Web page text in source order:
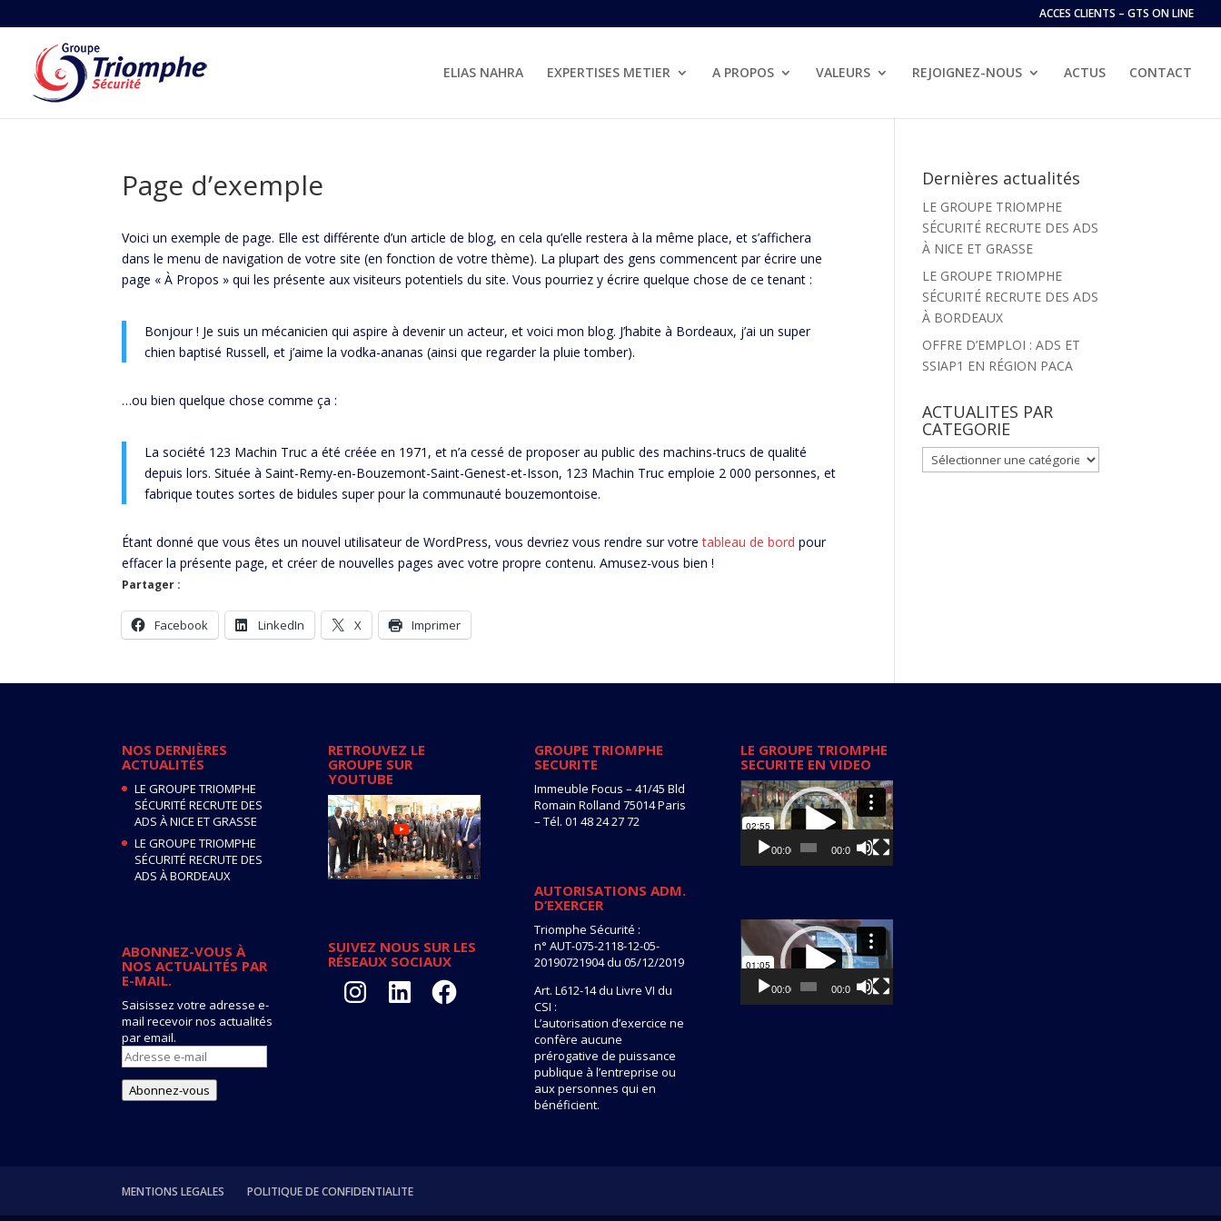
ACCES CLIENTS – GTS ON LINE
ELIAS NAHRA EXPERTISES METIER A PROPOS VALEURS REJOIGNEZ-NOUS ACTUS CONTACT
Page d’exemple
Voici un exemple de page. Elle est différente d’un article de blog, en cela qu’elle restera à la même place, et s’affichera
dans le menu de navigation de votre site (en fonction de votre thème). La plupart des gens commencent par écrire une
page « À Propos » qui les présente aux visiteurs potentiels du site. Vous pourriez y écrire quelque chose de ce tenant :
Bonjour ! Je suis un mécanicien qui aspire à devenir un acteur, et voici mon blog. J’habite à Bordeaux, j’ai un super
chien baptisé Russell, et j’aime la vodka-ananas (ainsi que regarder la pluie tomber).
…ou bien quelque chose comme ça :
La société 123 Machin Truc a été créée en 1971, et n’a cessé de proposer au public des machins-trucs de qualité
depuis lors. Située à Saint-Remy-en-Bouzemont-Saint-Genest-et-Isson, 123 Machin Truc emploie 2 000 personnes, et
fabrique toutes sortes de bidules super pour la communauté bouzemontoise.
Étant donné que vous êtes un nouvel utilisateur de WordPress, vous devriez vous rendre sur votretableau de bord pour
effacer la présente page, et créer de nouvelles pages avec votre propre contenu. Amusez-vous bien !
Partager :
Facebook LinkedIn X Imprimer
Dernières actualités
LE GROUPE TRIOMPHE
SÉCURITÉ RECRUTE DES ADS
À NICE ET GRASSE
LE GROUPE TRIOMPHE
SÉCURITÉ RECRUTE DES ADS
À BORDEAUX
OFFRE D’EMPLOI : ADS ET
SSIAP1 EN RÉGION PACA
ACTUALITES PAR
CATEGORIE
ACTUALITES
PAR
NOS DERNIÈRES
ACTUALITÉS
LE GROUPE TRIOMPHE
SÉCURITÉ RECRUTE DES
ADS À NICE ET GRASSE
LE GROUPE TRIOMPHE
SÉCURITÉ RECRUTE DES
ADS À BORDEAUX
ABONNEZ-VOUS À
NOS ACTUALITÉS PAR
E-MAIL.
Saisissez votre adresse e-
mail recevoir nos actualités
par email.
Adresse
e-
mail
Abonnez-vous
RETROUVEZ LE
GROUPE SUR
YOUTUBE
SUIVEZ NOUS SUR LES
RÉSEAUX SOCIAUX
InstagramLinkedIn Facebook
GROUPE TRIOMPHE
SECURITE
Immeuble Focus – 41/45 Bld
Romain Rolland 75014 Paris
– Tél. 01 48 24 27 72
AUTORISATIONS ADM.
D’EXERCER
Triomphe Sécurité :
n° AUT-075-2118-12-05-
20190721904 du 05/12/2019
Art. L612-14 du Livre VI du
CSI :
L’autorisation d’exercice ne
confère aucune
prérogative de puissance
publique à l’entreprise ou
aux personnes qui en
bénéficient.
LE GROUPE TRIOMPHE
SECURITE EN VIDEO
Lecteur
vidéo
00:00 00:00
Lecteur
vidéo
00:00 00:00
MENTIONS LEGALES POLITIQUE DE CONFIDENTIALITE